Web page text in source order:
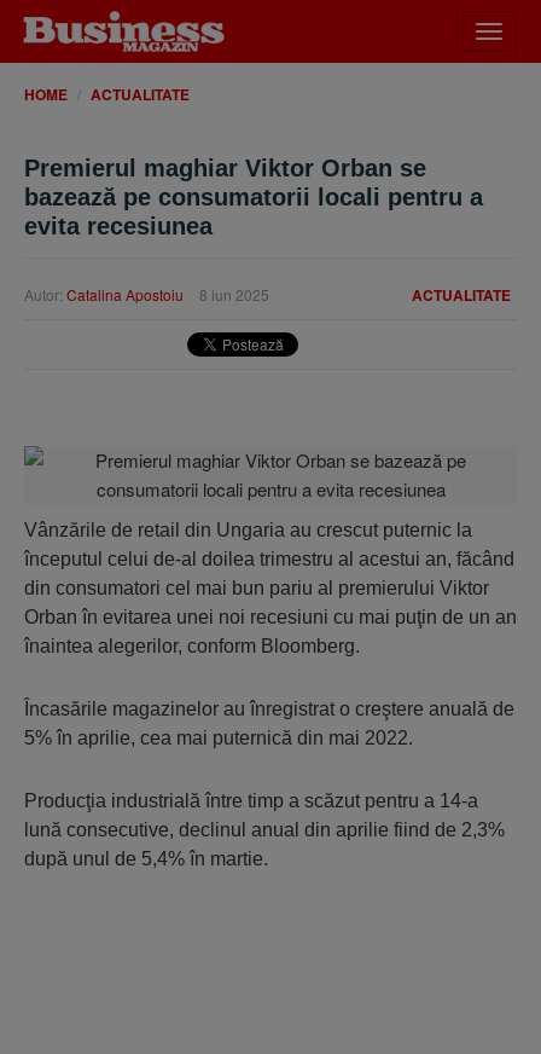
meniu
HOME ACTUALITATE
Premierul maghiar Viktor Orban se
bazează pe consumatorii locali pentru a
evita recesiunea
ACTUALITATE
Autor: Catalina Apostoiu 8 iun 2025
Vânzările de retail din Ungaria au crescut puternic la
începutul celui de-al doilea trimestru al acestui an, făcând
din consumatori cel mai bun pariu al premierului Viktor
Orban în evitarea unei noi recesiuni cu mai puţin de un an
înaintea alegerilor, conform Bloomberg.
Încasările magazinelor au înregistrat o creştere anuală de
5% în aprilie, cea mai puternică din mai 2022.
Producţia industrială între timp a scăzut pentru a 14-a
lună consecutive, declinul anual din aprilie fiind de 2,3%
după unul de 5,4% în martie.